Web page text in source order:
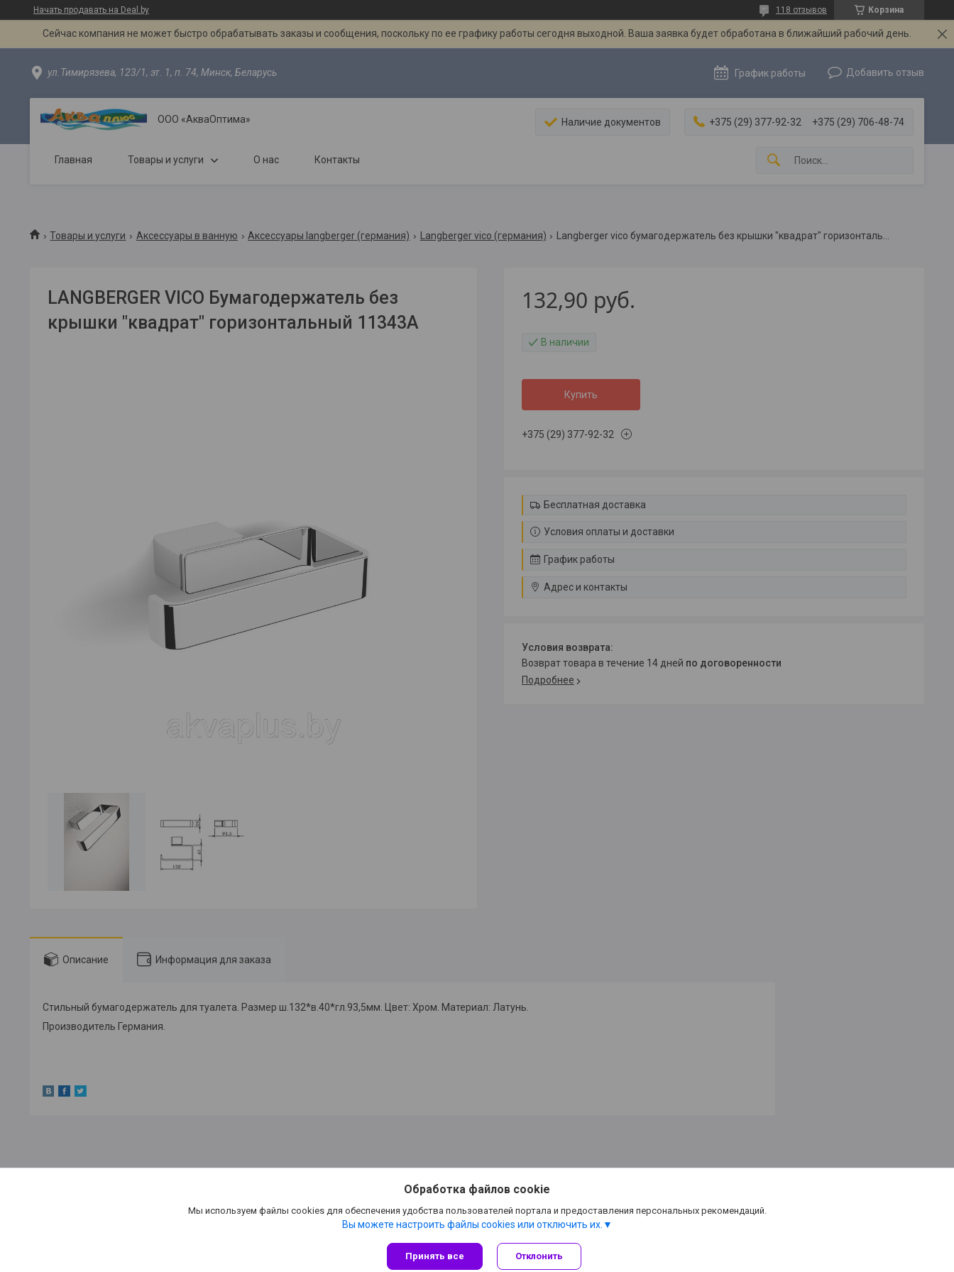
Начать продавать на Deal.by Корзина
118 отзывов
Сейчас компания не может быстро обрабатывать заказы и сообщения, поскольку по ее графику работы сегодня выходной. Ваша заявка будет обработана в ближайший рабочий день.
ул.Тимирязева, 123/1, эт. 1, п. 74, Минск, Беларусь График работы Добавить отзыв
ООО «АкваОптима» Наличие документов +375 (29) 377-92-32 +375 (29) 706-48-74
Главная Товары и услуги О нас Контакты
Товары и услуги Аксессуары в ванную Аксессуары langberger (германия) Langberger vico (германия)
LANGBERGER VICO Бумагодержатель без
крышки "квадрат" горизонтальный 11343A
132,90 руб.
В наличии
Купить
+375 (29) 377-92-32
Бесплатная доставка
Условия оплаты и доставки
График работы
Адрес и контакты
возврат товара в течение 14 дней по договоренности
Подробнее
Описание Информация для заказа
Стильный бумагодержатель для туалета. Размер ш.132*в.40*гл.93,5мм. Цвет: Хром. Материал: Латунь.
Производитель Германия.
Сайт создан на платформе Deal.by
Политика обработки файлов cookies
Обработка файлов cookie
Мы используем файлы cookies для обеспечения удобства пользователей портала и предоставления персональных рекомендаций.
Вы можете настроить файлы cookies или отключить их.
Принять все Отклонить